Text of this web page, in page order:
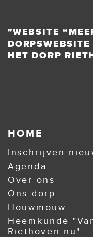
"WEBSITE
HET DORP
HOME
Inschrijven
Agenda
Over ons
Ons dorp
Houwmouw
Heemkunde
Riethoven nu"